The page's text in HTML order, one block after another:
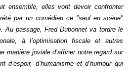
ensemble, elles vont devoir confronter
par un comédien ce "seul en scène"
Au passage, Fred Dubonnet va tordre le
à l’optimisation fiscale et autres
manière joviale d’affiner notre regard sur
d’espoir, d’humanisme et d’humour qui